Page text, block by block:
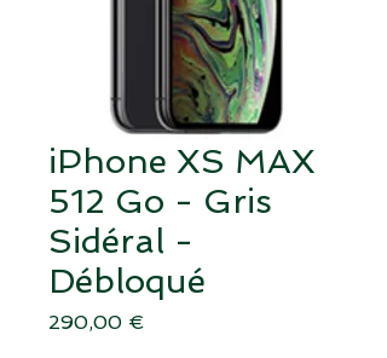
iPhone XS MAX
512 Go - Gris
Sidéral -
Débloqué
290,00 €